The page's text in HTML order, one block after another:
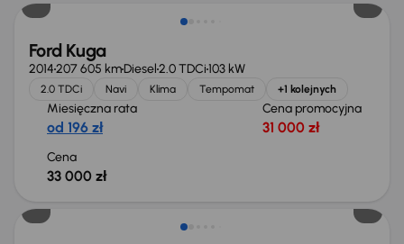
Ford Kuga
2014207 605 kmDiesel2.0 TDCi103 kW
2.0 TDCi Navi Klima Tempomat +1 kolejnych
Miesięczna rata
od 196 zł
Cena promocyjna
31 000 zł
Cena
33 000 zł